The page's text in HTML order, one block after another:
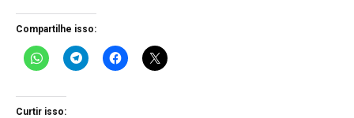
Compartilhe isso:
Curtir isso: